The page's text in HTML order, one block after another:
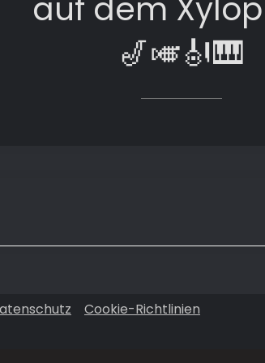
auf dem
🎷🎺🎻🎹
Cookie-Richtlinien